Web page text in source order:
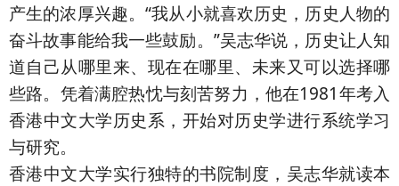
产生的浓厚兴趣。“我从小就喜欢历史，历史人物的
奋斗故事能给我一些鼓励。”吴志华说，历史让人知
道自己从哪里来、现在在哪里、未来又可以选择哪
些路。凭着满腔热忱与刻苦努力，他在1981年考入
香港中文大学历史系，开始对历史学进行系统学习
与研究。
香港中文大学实行独特的书院制度，吴志华就读本